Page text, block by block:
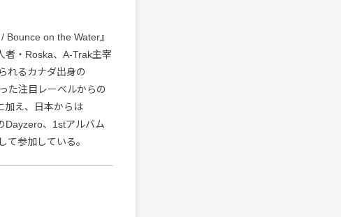
on the Water』
者・Roska、A-Trak主宰
れるカナダ出身の
た注目レーベルからの
加え、日本からは
Dayzero、1stアルバム
て参加している。